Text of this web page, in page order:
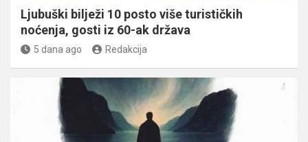
Ljubuški bilježi 10 posto više turističkih
noćenja, gosti iz 60-ak država
5 dana ago Redakcija